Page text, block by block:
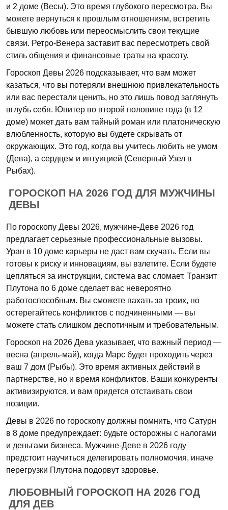
и 2 доме (Весы). Это время глубокого пересмотра. Вы
можете вернуться к прошлым отношениям, встретить
бывшую любовь или переосмыслить свои текущие
связи. Ретро-Венера заставит вас пересмотреть свой
стиль общения и финансовые траты на красоту.
Гороскоп Девы 2026 подсказывает, что вам может
казаться, что вы потеряли внешнюю привлекательность
или вас перестали ценить, но это лишь повод заглянуть
вглубь себя. Юпитер во второй половине года (в 12
доме) может дать вам тайный роман или платоническую
влюбленность, которую вы будете скрывать от
окружающих. Это год, когда вы учитесь любить не умом
(Дева), а сердцем и интуицией (Северный Узел в
Рыбах).
ГОРОСКОП НА 2026 ГОД ДЛЯ МУЖЧИНЫ
ДЕВЫ
По гороскопу Девы 2026, мужчине-Деве 2026 год
предлагает серьезные профессиональные вызовы.
Уран в 10 доме карьеры не даст вам скучать. Если вы
готовы к риску и инновациям, вы взлетите. Если будете
цепляться за инструкции, система вас сломает. Транзит
Плутона по 6 доме сделает вас невероятно
работоспособным. Вы сможете пахать за троих, но
остерегайтесь конфликтов с подчиненными — вы
можете стать слишком деспотичным и требовательным.
Гороскоп на 2026 Дева указывает, что важный период —
весна (апрель-май), когда Марс будет проходить через
ваш 7 дом (Рыбы). Это время активных действий в
партнерстве, но и время конфликтов. Ваши конкуренты
активизируются, и вам придется отстаивать свои
позиции.
Девы в 2026 по гороскопу должны помнить, что Сатурн
в 8 доме предупреждает: будьте осторожны с налогами
и деньгами бизнеса. Мужчине-Деве в 2026 году
предстоит научиться делегировать полномочия, иначе
перегрузки Плутона подорвут здоровье.
ЛЮБОВНЫЙ ГОРОСКОП НА 2026 ГОД
ДЛЯ ДЕВ